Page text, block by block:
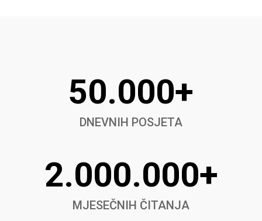
50.000+
DNEVNIH POSJETA
2.000.000+
MJESEČNIH ČITANJA